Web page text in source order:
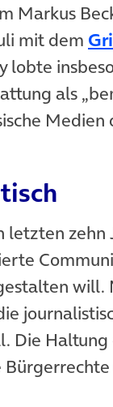
Markus
mit dem
lobte
als
letzten zehn
will.
Die